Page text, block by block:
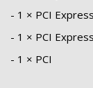
- 1 × PCI
- 1 × PCI
- 1 × PCI